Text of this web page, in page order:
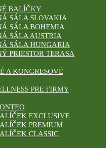
BALÍČKY
SÁLA SLOVAKIA
SÁLA BOHEMIA
SÁLA AUSTRIA
SÁLA HUNGARIA
PRIESTOR TERASA
A KONGRESOVÉ
PRE FIRMY
EXCLUSIVE
PREMIUM
CLASSIC